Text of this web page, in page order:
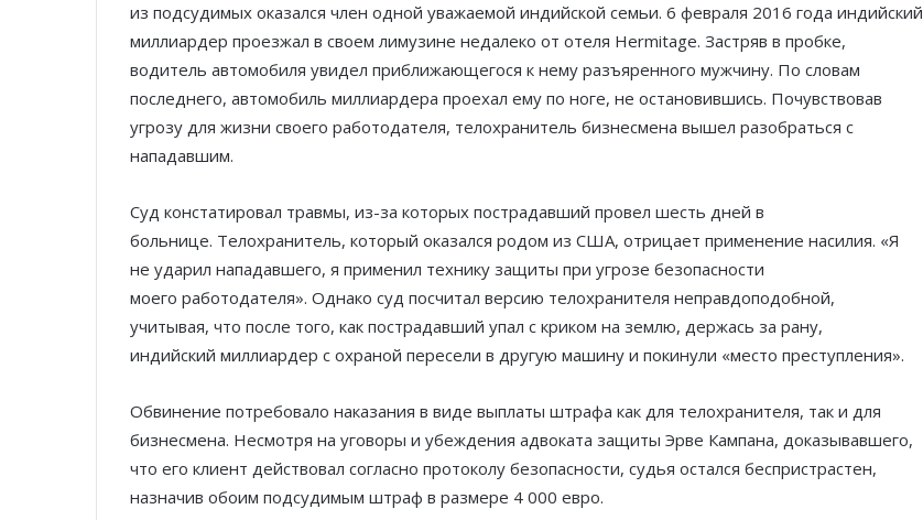
из подсудимых оказался член одной уважаемой индийской семьи. 6 февраля 2016 года индийский
миллиардер проезжал в своем лимузине недалеко от отеля Hermitage. Застряв в пробке,
водитель автомобиля увидел приближающегося к нему разъяренного мужчину. По словам
последнего, автомобиль миллиардера проехал ему по ноге, не остановившись. Почувствовав
угрозу для жизни своего работодателя, телохранитель бизнесмена вышел разобраться с
нападавшим.
Суд констатировал травмы, из-за которых пострадавший провел шесть дней в
больнице. Телохранитель, который оказался родом из США, отрицает применение насилия. «Я
не ударил нападавшего, я применил технику защиты при угрозе безопасности
моего работодателя». Однако суд посчитал версию телохранителя неправдоподобной,
учитывая, что после того, как пострадавший упал с криком на землю, держась за рану,
индийский миллиардер с охраной пересели в другую машину и покинули «место преступления».
Обвинение потребовало наказания в виде выплаты штрафа как для телохранителя, так и для
бизнесмена. Несмотря на уговоры и убеждения адвоката защиты Эрве Кампана, доказывавшего,
что его клиент действовал согласно протоколу безопасности, судья остался беспристрастен,
назначив обоим подсудимым штраф в размере 4 000 евро.